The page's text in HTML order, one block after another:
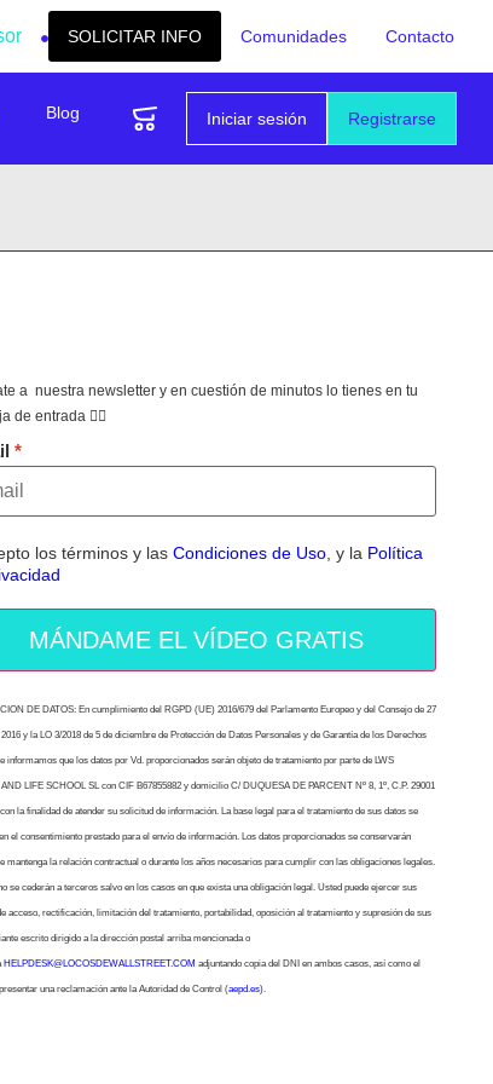
SOLICITAR INFO Comunidades Contacto
Registrarse
Iniciar sesión
Blog
a nuestra newsletter y en cuestión de minutos lo tienes en tu
de entrada 👇🏻
los términos y las Condiciones de Uso, y la Política
MÁNDAME EL VÍDEO GRATIS
DE DATOS: En cumplimiento del RGPD (UE) 2016/679 del Parlamento Europeo y del Consejo de 27
y la LO 3/2018 de 5 de diciembre de Protección de Datos Personales y de Garantía de los Derechos
informamos que los datos por Vd. proporcionados serán objeto de tratamiento por parte de LWS
LIFE SCHOOL SL con CIF B67855882 y domicilio C/ DUQUESA DE PARCENT Nº 8, 1º, C.P. 29001
la finalidad de atender su solicitud de información. La base legal para el tratamiento de sus datos se
el consentimiento prestado para el envío de información. Los datos proporcionados se conservarán
mantenga la relación contractual o durante los años necesarios para cumplir con las obligaciones legales.
se cederán a terceros salvo en los casos en que exista una obligación legal. Usted puede ejercer sus
acceso, rectificación, limitación del tratamiento, portabilidad, oposición al tratamiento y supresión de sus
escrito dirigido a la dirección postal arriba mencionada o
HELPDESK@LOCOSDEWALLSTREET.COM adjuntando copia del DNI en ambos casos, así como el
una reclamación ante la Autoridad de Control (aepd.es).